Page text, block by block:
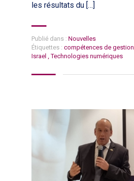
les résultats du […]
Publié dans : Nouvelles
Étiquettes : compétences de gestion
Israel , Technologies numériques